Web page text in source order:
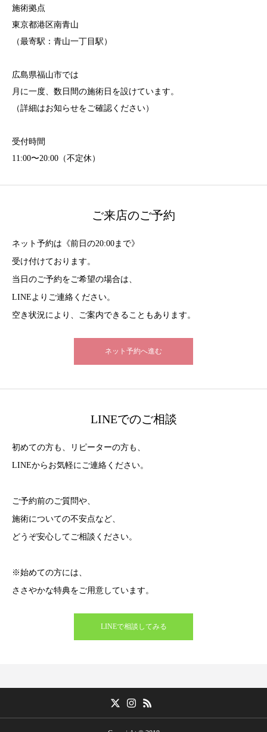
施術拠点
東京都港区南青山
（最寄駅：青山一丁目駅）
広島県福山市では
月に一度、数日間の施術日を設けています。
（詳細はお知らせをご確認ください）
受付時間
11:00〜20:00（不定休）
ご来店のご予約
ネット予約は《前日の20:00まで》
受け付けております。
当日のご予約をご希望の場合は、
LINEよりご連絡ください。
空き状況により、ご案内できることもあります。
ネット予約へ進む
LINEでのご相談
初めての方も、リピーターの方も、
LINEからお気軽にご連絡ください。
ご予約前のご質問や、
施術についての不安点など、
どうぞ安心してご相談ください。
※始めての方には、
ささやかな特典をご用意しています。
LINEで相談してみる